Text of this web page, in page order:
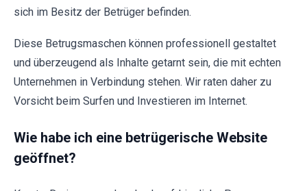
sich im Besitz der Betrüger befinden.
Diese Betrugsmaschen können professionell gestaltet
und überzeugend als Inhalte getarnt sein, die mit echten
Unternehmen in Verbindung stehen. Wir raten daher zu
Vorsicht beim Surfen und Investieren im Internet.
Wie habe ich eine betrügerische Website
geöffnet?